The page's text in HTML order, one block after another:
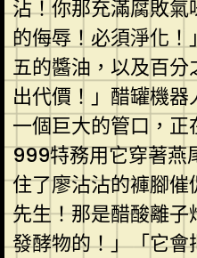
沾！你那充滿腐敗
的侮辱！必須淨化
五的醬油，以及百
出代價！」醋罐機
一個巨大的管口，
999特務用它穿著燕
住了廖沾沾的褲腳
先生！那是醋酸離
發酵物的！」「它